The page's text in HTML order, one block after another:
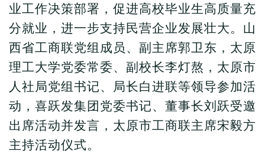
业工作决策部署，促进高校毕业生高质量充
分就业，进一步支持民营企业发展壮大。山
西省工商联党组成员、副主席郭卫东，太原
理工大学党委常委、副校长李灯熬，太原市
人社局党组书记、局长白进联等领导参加活
动，喜跃发集团党委书记、董事长刘跃受邀
出席活动并发言，太原市工商联主席宋毅方
主持活动仪式。